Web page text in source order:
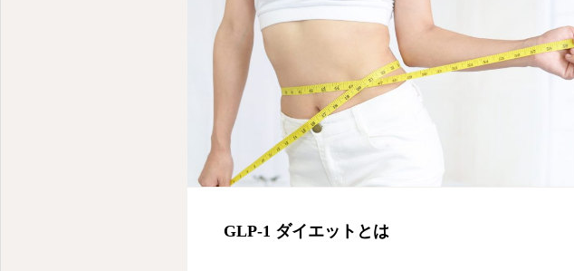
GLP-1 ダイエットとは